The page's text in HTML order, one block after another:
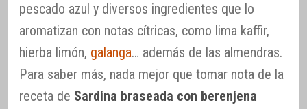
pescado azul y diversos ingredientes que lo
aromatizan con notas cítricas, como lima kaffir,
hierba limón, galanga… además de las almendras.
Para saber más, nada mejor que tomar nota de la
receta de Sardina braseada con berenjena